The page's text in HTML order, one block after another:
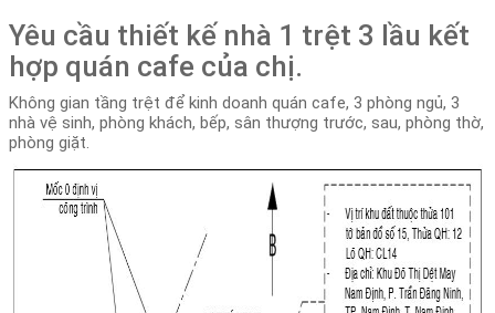
Yêu cầu thiết kế nhà 1 trệt 3 lầu kết
hợp quán cafe của chị.
Không gian tầng trệt để kinh doanh quán cafe, 3 phòng ngủ, 3
nhà vệ sinh, phòng khách, bếp, sân thượng trước, sau, phòng thờ,
phòng giặt.